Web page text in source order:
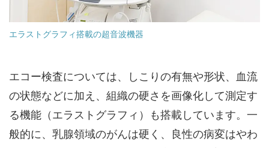
エラストグラフィ搭載の超音波機器
エコー検査については、しこりの有無や形状、血流
の状態などに加え、組織の硬さを画像化して測定す
る機能（エラストグラフィ）も搭載しています。一
般的に、乳腺領域のがんは硬く、良性の病変はやわ